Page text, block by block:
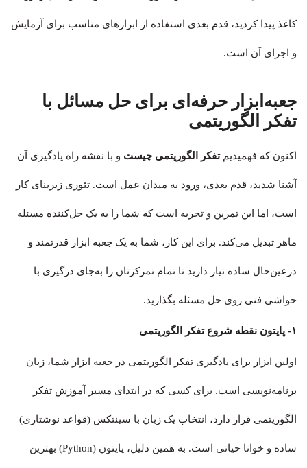
کاغذ پیدا کردید، قدم بعدی استفاده از ابزارهای مناسب برای آزمایش
و اجرای آن است.
جعبه‌ابزار حرفه‌ای برای حل مسائل با
تفکر الگوریتمی
اکنون که فهمیدیمتفکر الگوریتمی چیست و با نقشه راه یادگیری آن
آشنا شدید، قدم بعدی، ورود به میدان عمل است. تئوری زیربنای کار
است، اما این تمرین و تجربه است که شما را به یک حل‌کننده مسئله
ماهر تبدیل می‌کند. برای این کار، شما به یک جعبه ابزار قدرتمند و
درعین‌حال ساده نیاز دارید تا تمام تمرکزتان را به‌جای درگیری با
حواشی فنی روی حل مسئله بگذارید.
۱- پایتون نقطه شروع تفکر الگوریتمی
اولین ابزار برای یادگیری تفکر الگوریتمی در جعبه ابزار شما، زبان
برنامه‌نویسی است. برای کسی که در ابتدای مسیر آموزش تفکر
الگوریتمی قرار دارد، انتخاب یک زبان با سینتکس (قواعد نوشتاری)
ساده و خوانا حیاتی است. به همین دلیل، پایتون (Python) بهترین